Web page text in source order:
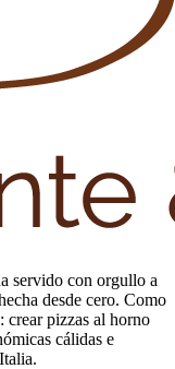
servido con orgullo a
desde cero. Como
crear pizzas al horno
cálidas e